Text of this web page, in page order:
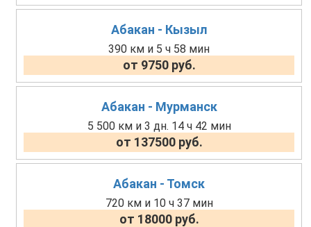
Абакан - Кызыл
390 км и 5 ч 58 мин
от 9750 руб.
Абакан - Мурманск
5 500 км и 3 дн. 14 ч 42 мин
от 137500 руб.
Абакан - Томск
720 км и 10 ч 37 мин
от 18000 руб.